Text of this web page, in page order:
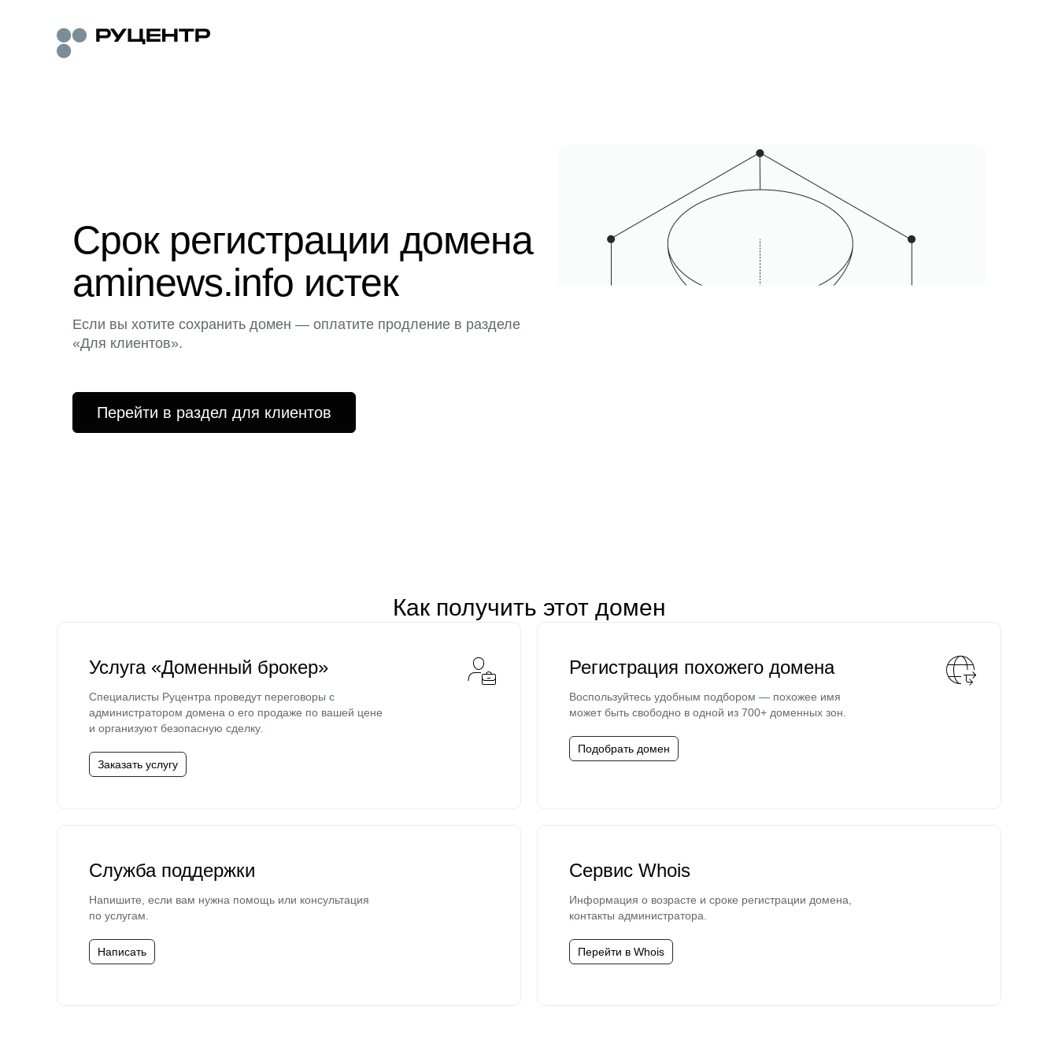
Срок регистрации домена
aminews.info истек
Если вы хотите сохранить домен — оплатите продление в разделе
«Для клиентов».
Перейти в раздел для клиентов
Как получить этот домен
Услуга «Доменный брокер»
Специалисты Руцентра проведут переговоры с
администратором домена о его продаже по вашей цене
и организуют безопасную сделку.
Заказать услугу
Регистрация похожего домена
Воспользуйтесь удобным подбором — похожее имя
может быть свободно в одной из 700+ доменных зон.
Подобрать домен
Служба поддержки
Напишите, если вам нужна помощь или консультация
по услугам.
Написать
Сервис Whois
Информация о возрасте и сроке регистрации домена,
контакты администратора.
Перейти в Whois